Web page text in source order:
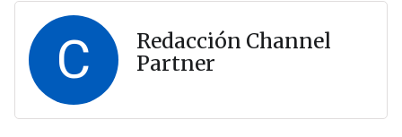
C
Redacción Channel
Partner